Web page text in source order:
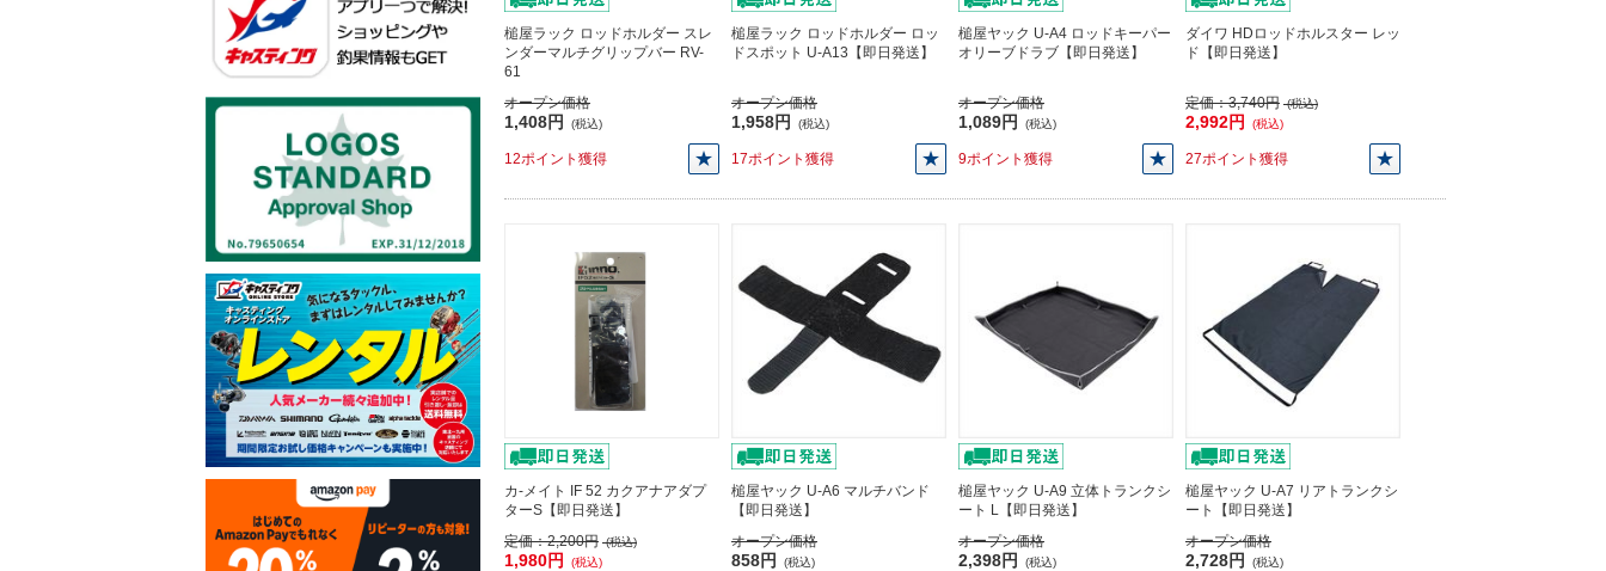
槌屋ラック ロッドホルダー スレ
ンダーマルチグリップバー RV-
61
オープン価格
1,408円 (税込)
12ポイント獲得
槌屋ラック ロッドホルダー ロッ
ドスポット U-A13【即日発送】
オープン価格
1,958円 (税込)
17ポイント獲得
槌屋ヤック U-A4 ロッドキーパー
オリーブドラブ【即日発送】
オープン価格
1,089円 (税込)
9ポイント獲得
ダイワ HDロッドホルスター レッ
ド【即日発送】
定価：3,740円 (税込)
2,992円 (税込)
27ポイント獲得
カ-メイト IF 52 カクアナアダプ
ターS【即日発送】
定価：2,200円 (税込)
1,980円 (税込)
槌屋ヤック U-A6 マルチバンド
【即日発送】
オープン価格
858円 (税込)
槌屋ヤック U-A9 立体トランクシ
ート L【即日発送】
オープン価格
2,398円 (税込)
槌屋ヤック U-A7 リアトランクシ
ート【即日発送】
オープン価格
2,728円 (税込)